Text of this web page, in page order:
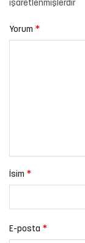
işaretlenmişlerdir
Yorum *
İsim *
E-posta *